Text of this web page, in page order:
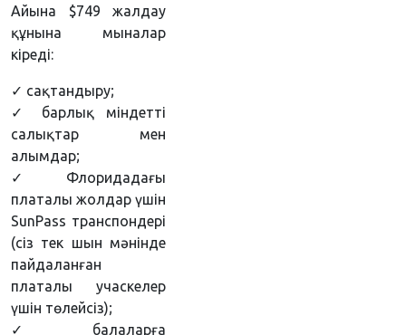
Айына $749 жалдау
құнына мыналар
кіреді:
✓ сақтандыру;
✓ барлық міндетті
салықтар мен
алымдар;
✓ Флоридадағы
платалы жолдар үшін
SunPass транспондері
(сіз тек шын мәнінде
пайдаланған
платалы учаскелер
үшін төлейсіз);
✓ балаларға